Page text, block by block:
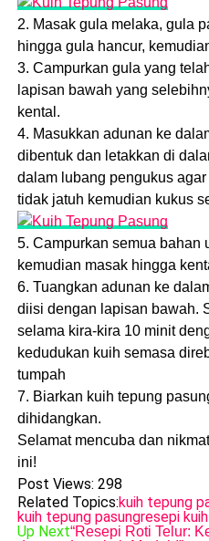
2. Masak gula melaka, gula
hingga gula hancur,
3. Campurkan gula yang
lapisan bawah yang
kental.
4. Masukkan adunan ke
dibentuk dan letakkan di
dalam lubang pengukus
tidak jatuh kemudian kukus
5. Campurkan semua bahan
kemudian masak hingga
6. Tuangkan adunan ke
diisi dengan lapisan bawah.
selama kira-kira 10 minit
kedudukan kuih semasa
tumpah
7. Biarkan kuih tepung
dihidangkan.
Selamat mencuba dan
ini!
Post Views: 298
Related Topics:kuih tepung
kuih tepung pasungresepi
Up Next“Resepi Roti Telur: